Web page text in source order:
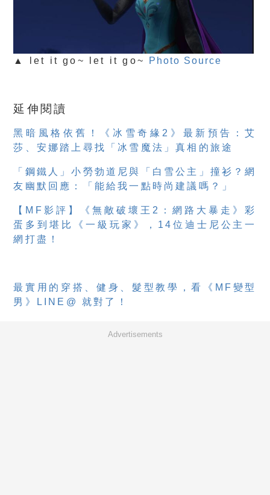
▲ let it go~ let it go~ Photo Source
延伸閱讀
黑暗風格依舊！《冰雪奇緣2》最新預告：艾
莎、安娜踏上尋找「冰雪魔法」真相的旅途
「鋼鐵人」小勞勃道尼與「白雪公主」撞衫？網
友幽默回應：「能給我一點時尚建議嗎？」
【MF影評】《無敵破壞王2：網路大暴走》彩
蛋多到堪比《一級玩家》，14位迪士尼公主一
網打盡！
最實用的穿搭、健身、髮型教學，看《MF變型
男》LINE@ 就對了！
Advertisements